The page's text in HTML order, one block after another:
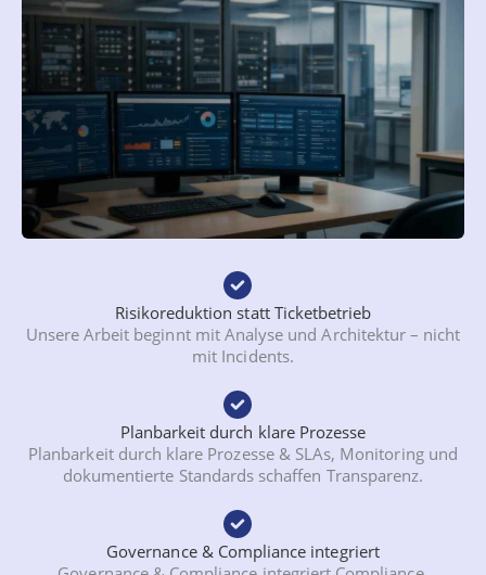
Risikoreduktion statt Ticketbetrieb
Unsere Arbeit beginnt mit Analyse und Architektur – nicht
mit Incidents.
Planbarkeit durch klare Prozesse
Planbarkeit durch klare Prozesse & SLAs, Monitoring und
dokumentierte Standards schaffen Transparenz.
Governance & Compliance integriert